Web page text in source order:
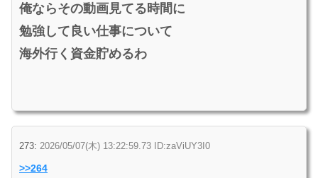
俺ならその動画見てる時間に
勉強して良い仕事について
海外行く資金貯めるわ
273: 2026/05/07(木) 13:22:59.73 ID:zaViUY3I0
>>264